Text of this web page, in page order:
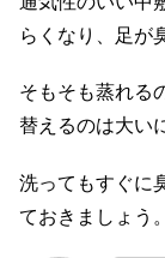
らくなり、足が
そもそも蒸れる
替えるのは大い
洗ってもすぐに
ておきましょう。